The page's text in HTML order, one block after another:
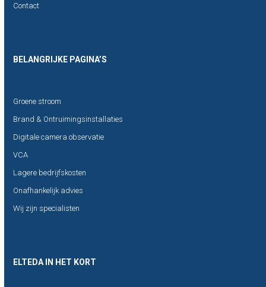
Contact
BELANGRIJKE PAGINA’S
Groene stroom
Brand & Ontruimingsinstallaties
Digitale camera observatie
VCA
Lagere bedrijfskosten
Onafhankelijk advies
Wij zijn specialisten
ELTEDA IN HET KORT